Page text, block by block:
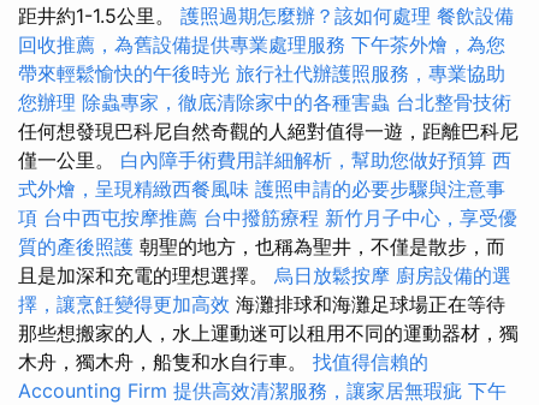
距井約1-1.5公里。 護照過期怎麼辦？該如何處理 餐飲設備
回收推薦，為舊設備提供專業處理服務 下午茶外燴，為您
帶來輕鬆愉快的午後時光 旅行社代辦護照服務，專業協助
您辦理 除蟲專家，徹底清除家中的各種害蟲 台北整骨技術
任何想發現巴科尼自然奇觀的人絕對值得一遊，距離巴科尼
僅一公里。 白內障手術費用詳細解析，幫助您做好預算 西
式外燴，呈現精緻西餐風味 護照申請的必要步驟與注意事
項 台中西屯按摩推薦 台中撥筋療程 新竹月子中心，享受優
質的產後照護 朝聖的地方，也稱為聖井，不僅是散步，而
且是加深和充電的理想選擇。 烏日放鬆按摩 廚房設備的選
擇，讓烹飪變得更加高效 海灘排球和海灘足球場正在等待
那些想搬家的人，水上運動迷可以租用不同的運動器材，獨
木舟，獨木舟，船隻和水自行車。 找值得信賴的
Accounting Firm 提供高效清潔服務，讓家居無瑕疵 下午